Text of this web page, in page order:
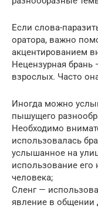
Если слова-
оратора, важно
акцентированием
Нецензурная
взрослых. Часто
Иногда можно
пышущего
Необходимо
использовалась
услышанное на
использование его
человека;
Сленг —
явление в общении